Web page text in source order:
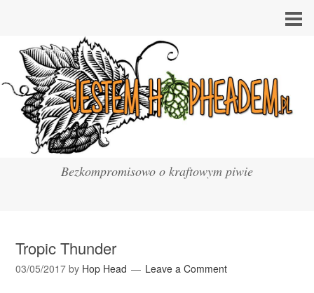
Bezkompromisowo o kraftowym piwie
Tropic Thunder
03/05/2017 by Hop Head Leave a Comment